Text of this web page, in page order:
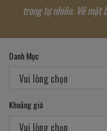
trong tự nhiên. Về mặt
Danh Mục
Khoảng giá